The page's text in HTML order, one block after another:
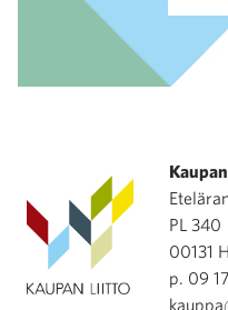
PL 340
00131
p. 09